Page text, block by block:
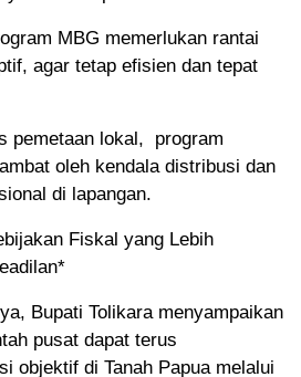
MBG memerlukan rantai
agar tetap efisien dan tepat
pemetaan lokal, program
oleh kendala distribusi dan
di lapangan.
Fiskal yang Lebih
Bupati Tolikara menyampaikan
pusat dapat terus
objektif di Tanah Papua melalui